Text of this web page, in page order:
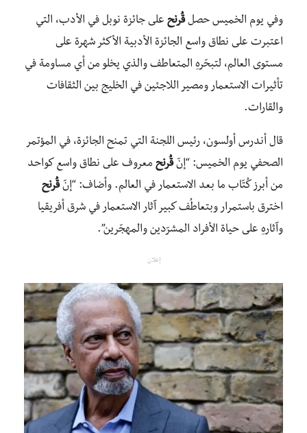
وفي يوم الخميس حصلقُرنح على جائزة نوبل في الأدب، التي
اعتبرت على نطاق واسع الجائزة الأدبية الأكثر شهرة على
مستوى العالم، لتبحّرهِ المتعاطف والذي يخلو من أي مساومة في
تأثيرات الاستعمار ومصير اللاجئين في الخليج بين الثقافات
والقارات.
قال أندرس أولسون، رئيس اللجنة التي تمنح الجائزة، في المؤتمر
الصحفي يوم الخميس: “إنّقُرنح معروف على نطاق واسع كواحد
من أبرز كُتّاب ما بعد الاستعمار في العالم. وأضاف: “إنّقُرنح
اخترق باستمرار وبتعاطُف كبير آثار الاستعمار في شرق أفريقيا
وآثارهِ على حياة الأفراد المشرّدين والمهجّرين”.
إعلان